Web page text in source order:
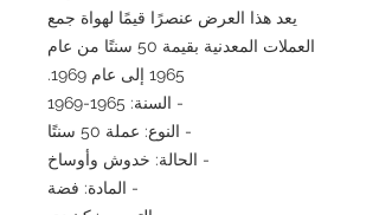
يعد هذا العرض عنصرًا قيمًا لهواة جمع
العملات المعدنية بقيمة 50 سنتًا من عام
1965 إلى عام 1969.
- السنة: 1965-1969
- النوع: عملة 50 سنتًا
- الحالة: خدوش وأوساخ
- المادة: فضة